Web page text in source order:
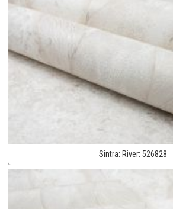
Sintra: River: 526828